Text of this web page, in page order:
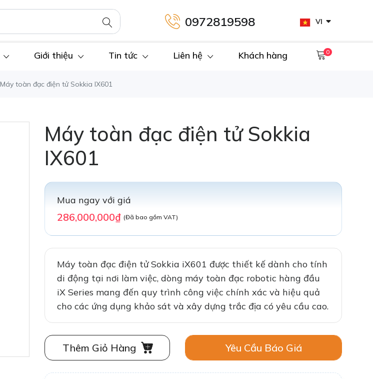
0972819598 VI
Giới thiệu Tin tức Liên hệ Khách hàng 0
Máy toàn đạc điện tử Sokkia IX601
Máy toàn đạc điện tử Sokkia
IX601
Mua ngay với giá
286,000,000₫ (Đã bao gồm VAT)
Máy toàn đạc điện tử Sokkia iX601 được thiết kế dành cho tính
di động tại nơi làm việc, dòng máy toàn đạc robotic hàng đầu
iX Series mang đến quy trình công việc chính xác và hiệu quả
cho các ứng dụng khảo sát và xây dựng trắc địa có yêu cầu cao.
Thêm Giỏ Hàng Yêu Cầu Báo Giá